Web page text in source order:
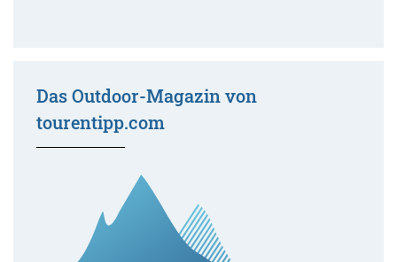
Das Outdoor-Magazin von
tourentipp.com